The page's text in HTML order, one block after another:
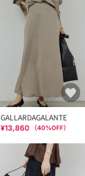
GALLARDAGALANTE
¥13,860 （40%OFF）